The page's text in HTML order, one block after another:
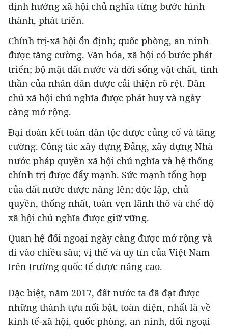
định hướng xã hội chủ nghĩa từng bước hình
thành, phát triển.
Chính trị-xã hội ổn định; quốc phòng, an ninh
được tăng cường. Văn hóa, xã hội có bước phát
triển; bộ mặt đất nước và đời sống vật chất, tinh
thần của nhân dân được cải thiện rõ rệt. Dân
chủ xã hội chủ nghĩa được phát huy và ngày
càng mở rộng.
Đại đoàn kết toàn dân tộc được củng cố và tăng
cường. Công tác xây dựng Đảng, xây dựng Nhà
nước pháp quyền xã hội chủ nghĩa và hệ thống
chính trị được đẩy mạnh. Sức mạnh tổng hợp
của đất nước được nâng lên; độc lập, chủ
quyền, thống nhất, toàn vẹn lãnh thổ và chế độ
xã hội chủ nghĩa được giữ vững.
Quan hệ đối ngoại ngày càng được mở rộng và
đi vào chiều sâu; vị thế và uy tín của Việt Nam
trên trường quốc tế được nâng cao.
Đặc biệt, năm 2017, đất nước ta đã đạt được
những thành tựu nổi bật, toàn diện, nhất là về
kinh tế-xã hội, quốc phòng, an ninh, đối ngoại